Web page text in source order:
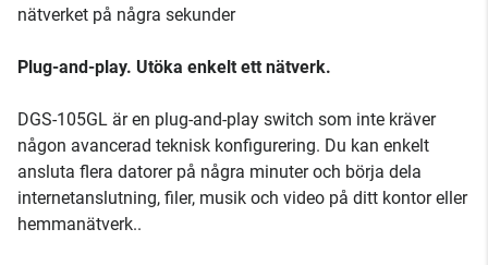
nätverket på några sekunder
Plug-and-play. Utöka enkelt ett nätverk.
DGS-105GL är en plug-and-play switch som inte kräver
någon avancerad teknisk konfigurering. Du kan enkelt
ansluta flera datorer på några minuter och börja dela
internetanslutning, filer, musik och video på ditt kontor eller
hemmanätverk..